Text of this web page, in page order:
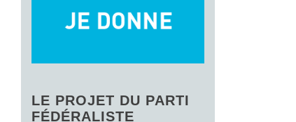
LE PROJET DU PARTI
FÉDÉRALISTE